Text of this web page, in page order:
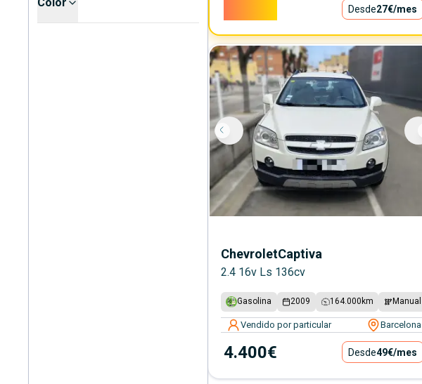
Desde27€/mes
ChevroletCaptiva
2.4 16v Ls 136cv
Gasolina 2009 164.000 km Manual
Vendido por particular Barcelona
4.400€ Desde49€/mes